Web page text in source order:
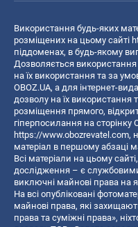
Використання будь-яких
розміщених на цьому сайті
піддоменах, в будь-якому
Дозволяється
на їх використання та за
OBOZ.UA, а для інтернет-
дозволу на їх використання
розміщення прямого,
гіперпосилання на
https://www.obozrevatel.com,
матеріал в першому абзаці
Всі матеріали на цьому
дослідження – є
виключні майнові права на
На всі опубліковані
майнові права, які
права та суміжні права»,